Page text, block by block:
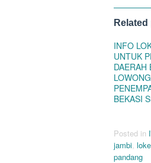
INFO
UNTUK
DAERAH
BEKASI
Posted in
jambi,
pandang